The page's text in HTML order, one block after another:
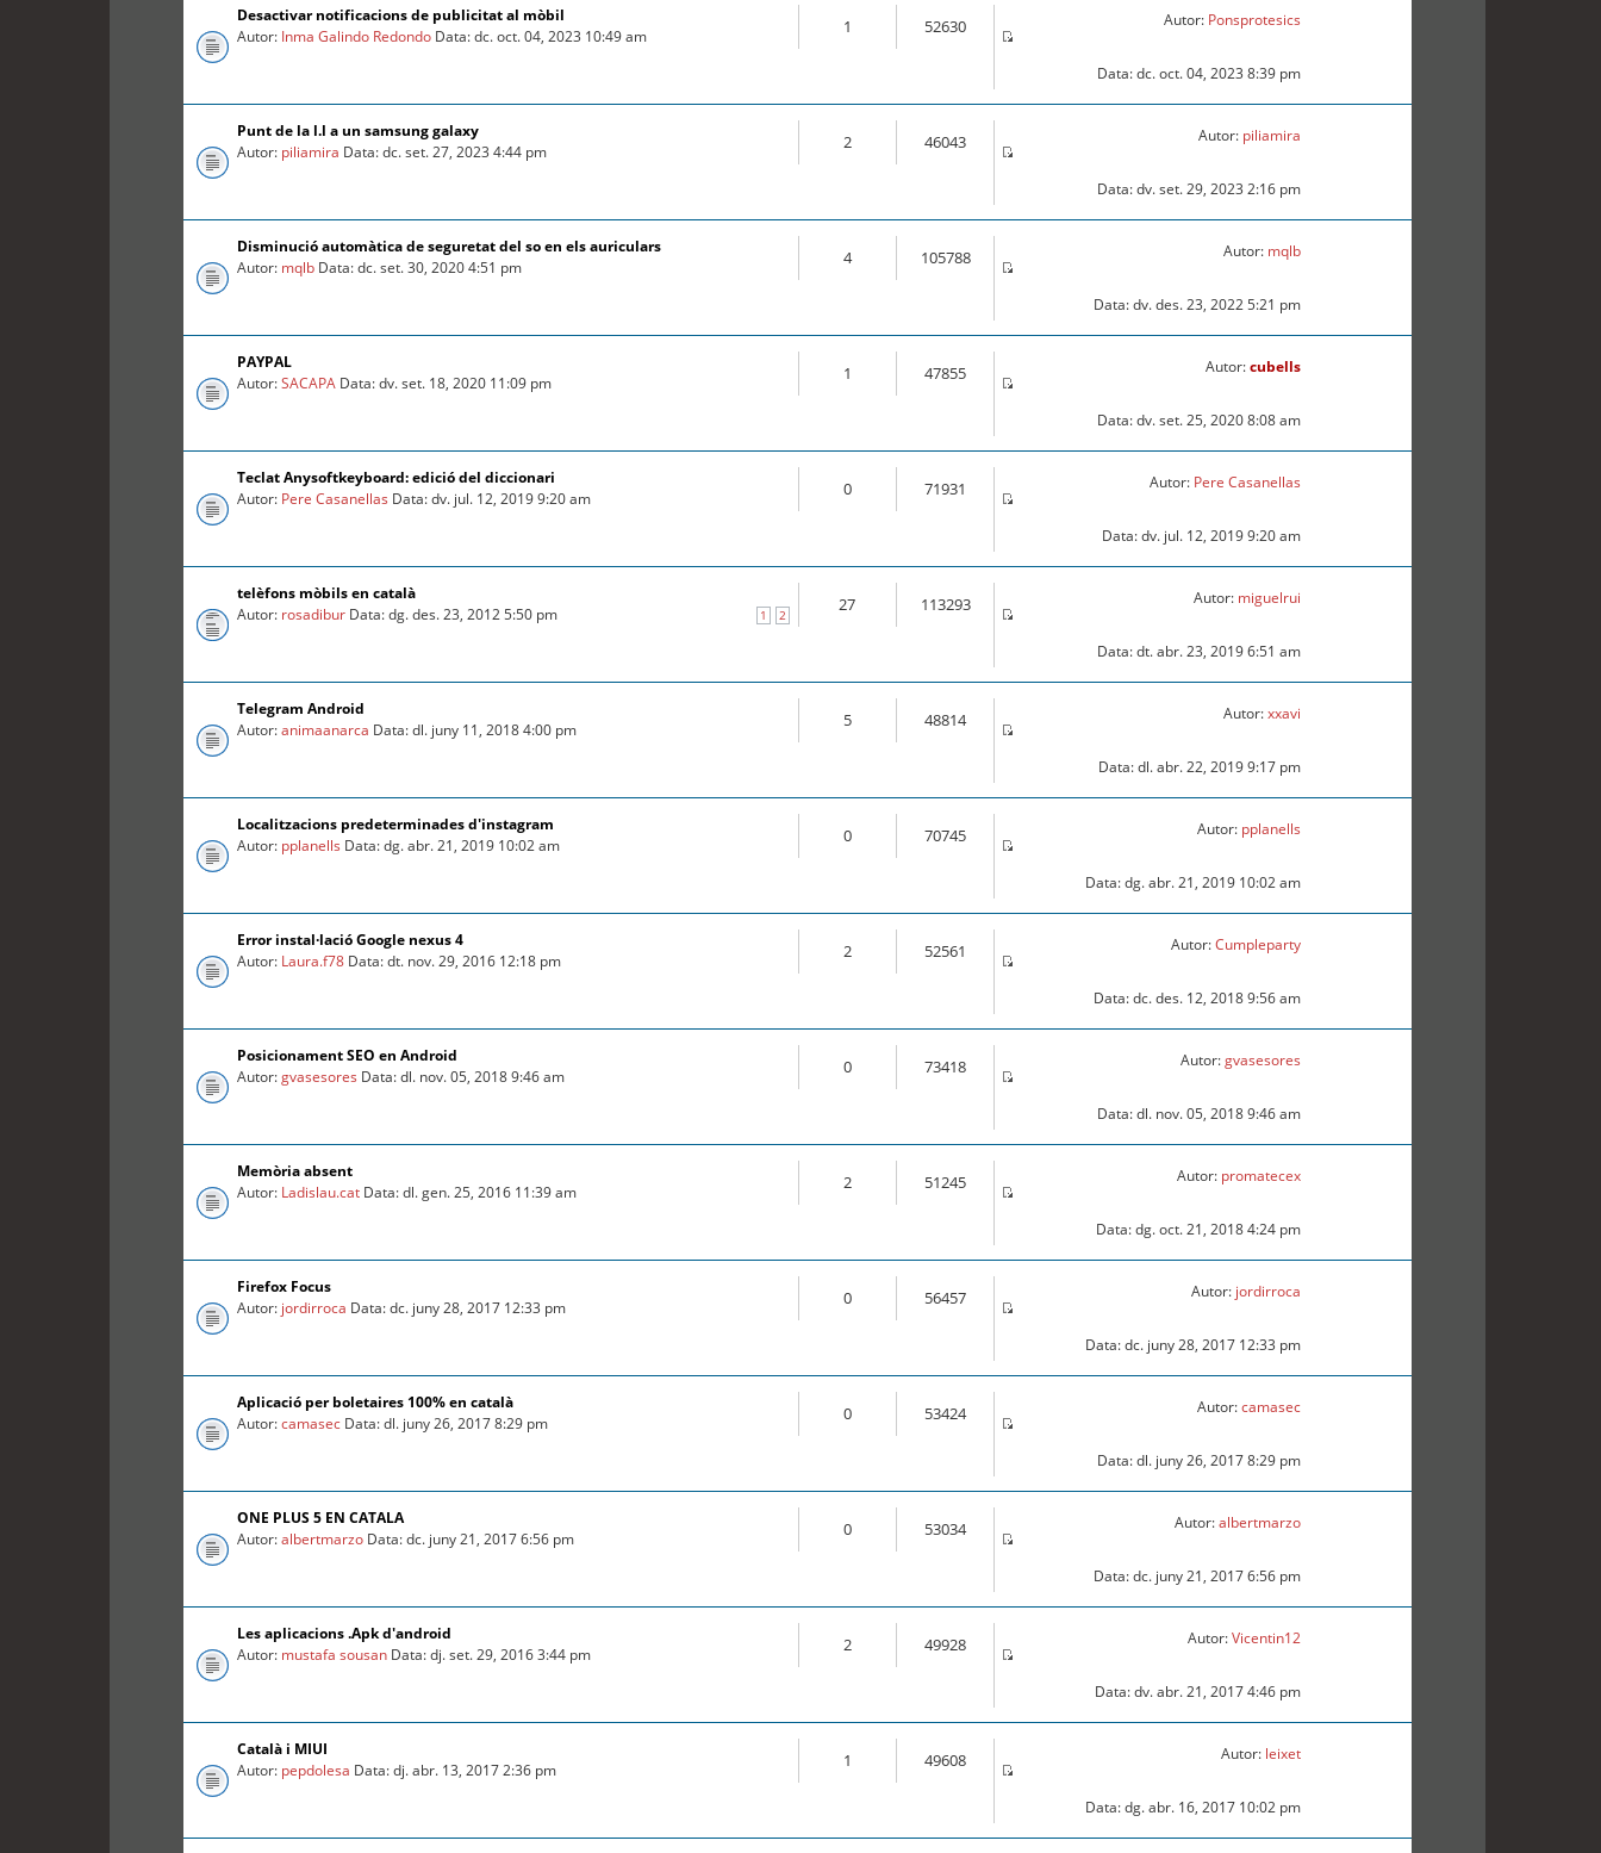
Desactivar notificacions de publicitat al mòbil
Autor: Inma Galindo Redondo Data: dc. oct. 04, 2023 10:49 am 1 52630 Autor: Ponsprotesics
Data: dc. oct. 04, 2023 8:39 pm
Punt de la l.l a un samsung galaxy
Autor: piliamira Data: dc. set. 27, 2023 4:44 pm 2 46043 Autor: piliamira
Data: dv. set. 29, 2023 2:16 pm
Disminució automàtica de seguretat del so en els auriculars
Autor: mqlb Data: dc. set. 30, 2020 4:51 pm 4 105788 Autor: mqlb
Data: dv. des. 23, 2022 5:21 pm
PAYPAL
Autor:SACAPA Data: dv. set. 18, 2020 11:09 pm 1 47855 Autor:cubells
Data: dv. set. 25, 2020 8:08 am
Teclat Anysoftkeyboard: edició del diccionari
Autor: Pere Casanellas Data: dv. jul. 12, 2019 9:20 am 0 71931 Autor: Pere Casanellas
Data: dv. jul. 12, 2019 9:20 am
telèfons mòbils en català
1 2
Autor: rosadibur Data: dg. des. 23, 2012 5:50 pm 27 113293 Autor: miguelrui
Data: dt. abr. 23, 2019 6:51 am
Telegram Android
Autor:animaanarca Data: dl. juny 11, 2018 4:00 pm 5 48814 Autor:xxavi
Data: dl. abr. 22, 2019 9:17 pm
Localitzacions predeterminades d'instagram
Autor: pplanells Data: dg. abr. 21, 2019 10:02 am 0 70745 Autor: pplanells
Data: dg. abr. 21, 2019 10:02 am
Error instal·lació Google nexus 4
Autor: Laura.f78 Data: dt. nov. 29, 2016 12:18 pm 2 52561 Autor:Cumpleparty
Data: dc. des. 12, 2018 9:56 am
Posicionament SEO en Android
Autor:gvasesores Data: dl. nov. 05, 2018 9:46 am 0 73418 Autor:gvasesores
Data: dl. nov. 05, 2018 9:46 am
Memòria absent
Autor: Ladislau.cat Data: dl. gen. 25, 2016 11:39 am 2 51245 Autor: promatecex
Data: dg. oct. 21, 2018 4:24 pm
Firefox Focus
Autor: jordirroca Data: dc. juny 28, 2017 12:33 pm 0 56457 Autor: jordirroca
Data: dc. juny 28, 2017 12:33 pm
Aplicació per boletaires 100% en català
Autor:camasec Data: dl. juny 26, 2017 8:29 pm 0 53424 Autor:camasec
Data: dl. juny 26, 2017 8:29 pm
ONE PLUS 5 EN CATALA
Autor:albertmarzo Data: dc. juny 21, 2017 6:56 pm 0 53034 Autor:albertmarzo
Data: dc. juny 21, 2017 6:56 pm
Les aplicacions .Apk d'android
Autor: mustafa sousan Data: dj. set. 29, 2016 3:44 pm 2 49928 Autor:Vicentin12
Data: dv. abr. 21, 2017 4:46 pm
Català i MIUI
Autor: pepdolesa Data: dj. abr. 13, 2017 2:36 pm 1 49608 Autor: leixet
Data: dg. abr. 16, 2017 10:02 pm